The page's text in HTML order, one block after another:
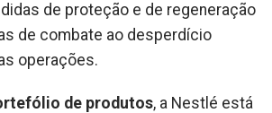
de proteção e de regeneração
de combate ao desperdício
operações.
de produtos, a Nestlé está